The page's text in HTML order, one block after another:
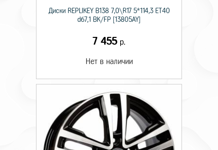
Диски RЕPLIKEY B138 7,0\R17 5*114,3 ET40
d67,1 BK/FP [13805AY]
7 455 р.
Нет в наличии